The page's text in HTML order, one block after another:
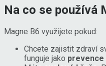
Na co se používá
Magne B6 využijete pokud:
Chcete zajistit zdraví
funguje jako prevence